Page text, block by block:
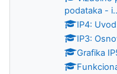
podataka -
IP4:
IP3:
Grafika